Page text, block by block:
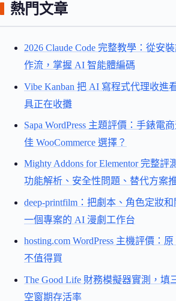
熱門文章
2026 Claude Code 完整教學：從安
作流，掌握 AI 智能體編碼
Vibe Kanban 把 AI 寫程式代理收進
具正在收攤
Sapa WordPress 主題評價：手錶電
佳 WooCommerce 選擇？
Mighty Addons for Elementor 完整評
功能解析、安全性問題、替代方案
deep-printfilm：把劇本、角色定妝
一個專案的 AI 漫劇工作台
hosting.com WordPress 主機評價：
不值得買
The Good Life 財務模擬器實測，填
空窗期存活率